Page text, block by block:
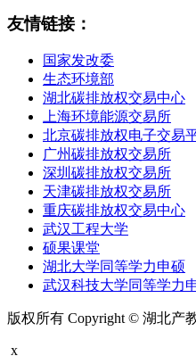
友情链接：
国家发改委
生态环境部
湖北碳排放权交易中心
上海环境能源交易所
北京碳排放权电子交易
广州碳排放权交易所
深圳碳排放权交易所
天津碳排放权交易所
重庆碳排放权交易中心
武汉工程大学
硕果课堂
湖北大学同等学力申硕
武汉科技大学同等学力
版权所有 Copyright © 湖北产
x